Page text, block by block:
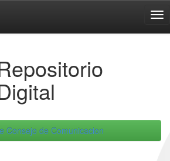
Consejo de Comunicacion